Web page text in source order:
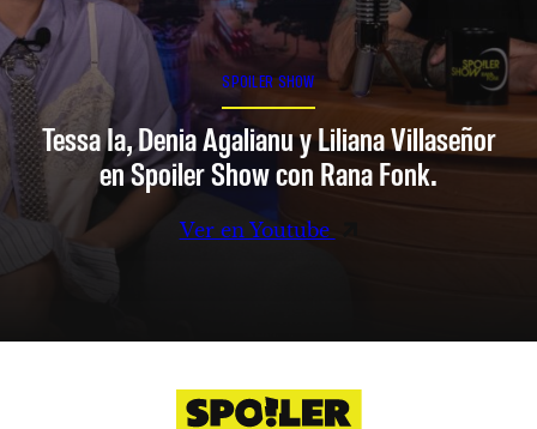
SPOILER SHOW
Tessa Ia, Denia Agalianu y Liliana Villaseñor
en Spoiler Show con Rana Fonk.
Ver en Youtube